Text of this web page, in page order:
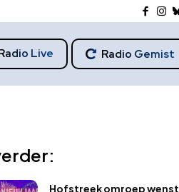
Live Radio Gemist
Hofstreek omroep wenst